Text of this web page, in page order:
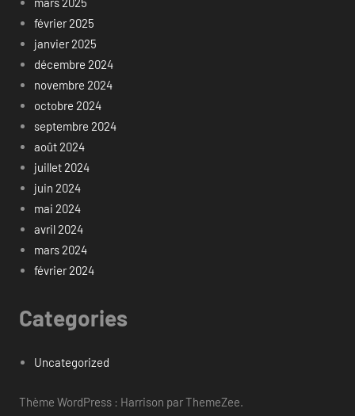
février 2025
janvier 2025
décembre 2024
novembre 2024
octobre 2024
septembre 2024
août 2024
juillet 2024
juin 2024
mai 2024
avril 2024
mars 2024
février 2024
Categories
Uncategorized
Thème WordPress : Harrison par ThemeZee.